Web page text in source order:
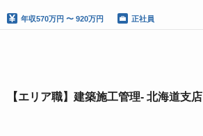
年収570万円 〜 920万円 正社員
【エリア職】建築施工管理- 北海道支店